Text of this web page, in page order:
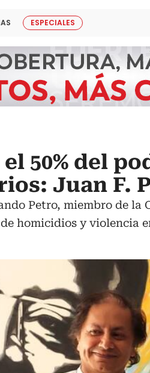
ESPECIALES
50% del
Juan F.
Petro, miembro de
homicidios y violencia